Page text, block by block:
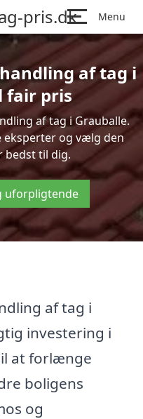
pris.dk Menu
af tag i
fair pris
af tag i Grauballe.
eksperter og vælg den
bedst til dig.
uforpligtende
af tag i
investering i
at forlænge
boligens
og